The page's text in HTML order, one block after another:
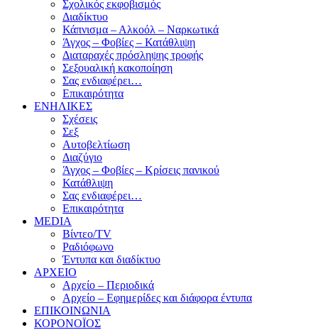
Σχολικός εκφοβισμός
Διαδίκτυο
Κάπνισμα – Αλκοόλ – Ναρκωτικά
Άγχος – Φοβίες – Κατάθλιψη
Διαταραχές πρόσληψης τροφής
Σεξουαλική κακοποίηση
Σας ενδιαφέρει…
Επικαιρότητα
ΕΝΗΛΙΚΕΣ
Σχέσεις
Σεξ
Αυτοβελτίωση
Διαζύγιο
Άγχος – Φοβίες – Κρίσεις πανικού
Κατάθλιψη
Σας ενδιαφέρει…
Επικαιρότητα
MEDIA
Βίντεο/TV
Ραδιόφωνο
Έντυπα και διαδίκτυο
ΑΡΧΕΙΟ
Αρχείο – Περιοδικά
Αρχείο – Εφημερίδες και διάφορα έντυπα
ΕΠΙΚΟΙΝΩΝΙΑ
ΚΟΡΟΝΟΪΟΣ